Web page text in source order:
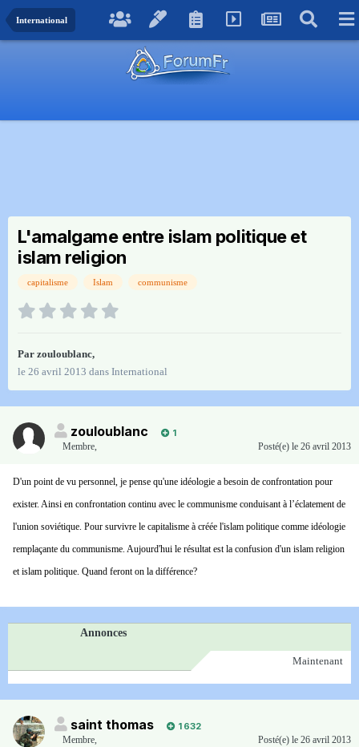
International
L'amalgame entre islam politique et
islam religion
capitalisme Islam communisme
Par zouloublanc,
le 26 avril 2013 dans International
zouloublanc
1
Membre, Posté(e) le 26 avril 2013
D'un point de vu personnel, je pense qu'une idéologie a besoin de confrontation pour
exister. Ainsi en confrontation continu avec le communisme conduisant à l’éclatement de
l'union soviétique. Pour survivre le capitalisme à créée l'islam politique comme idéologie
remplaçante du communisme. Aujourd'hui le résultat est la confusion d'un islam religion
et islam politique. Quand feront on la différence?
Annonces
Maintenant
saint thomas
1 632
Membre, Posté(e) le 26 avril 2013